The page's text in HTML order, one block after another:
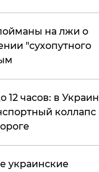
на лжи о
"сухопутного
12 часов: в
коллапс
украинские